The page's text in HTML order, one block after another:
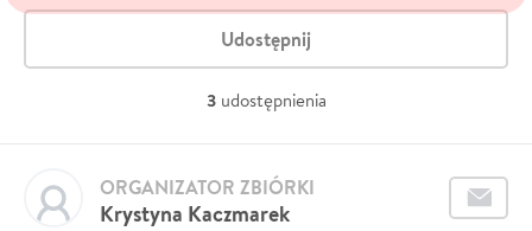
Udostępnij
3 udostępnienia
Krystyna Kaczmarek
ORGANIZATOR ZBIÓRKI